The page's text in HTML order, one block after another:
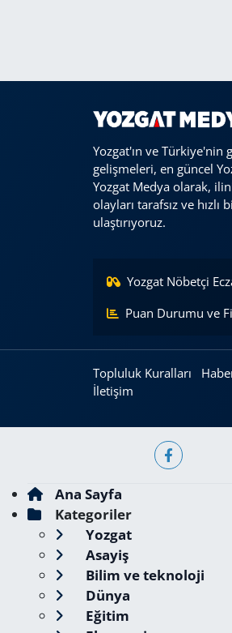
Yozgat'ın ve
gelişmeleri, en güncel
Yozgat Medya olarak,
olayları tarafsız ve hızlı
ulaştırıyoruz.
Yozgat Nöbetçi
Puan Durumu ve
Topluluk Kuralları
İletişim
Ana Sayfa
Kategoriler
Yozgat
Asayiş
Bilim ve teknoloji
Dünya
Eğitim